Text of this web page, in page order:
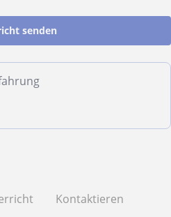
senden
Kontaktieren